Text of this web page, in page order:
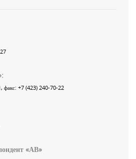
, факс: +7 (423) 240-70-22
«АВ»